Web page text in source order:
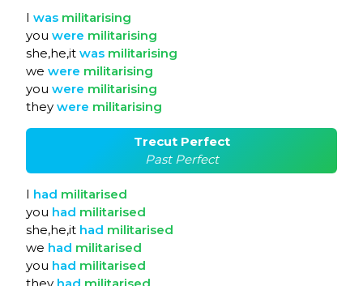
I was militarising
you were militarising
she,he,it was militarising
we were militarising
you were militarising
they were militarising
Trecut Perfect
Past Perfect
I had militarised
you had militarised
she,he,it had militarised
we had militarised
you had militarised